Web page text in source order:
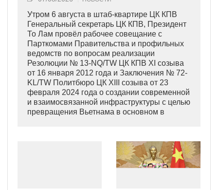
Утром 6 августа в штаб-квартире ЦК КПВ
Генеральный секретарь ЦК КПВ, Президент
То Лам провёл рабочее совещание с
Парткомами Правительства и профильных
ведомств по вопросам реализации
Резолюции № 13-NQ/TW ЦК КПВ XI созыва
от 16 января 2012 года и Заключения № 72-
KL/TW Политбюро ЦК XIII созыва от 23
февраля 2024 года о создании современной
и взаимосвязанной инфраструктуры с целью
превращения Вьетнама в основном в